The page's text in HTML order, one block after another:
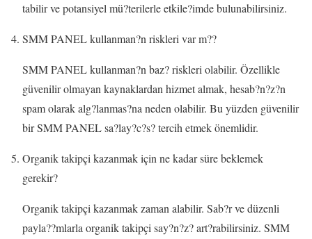
tabilir ve potansiyel mü?terilerle etkile?imde bulunabilirsiniz.
SMM PANEL kullanman?n riskleri var m??
SMM PANEL kullanman?n baz? riskleri olabilir. Özellikle
güvenilir olmayan kaynaklardan hizmet almak, hesab?n?z?n
spam olarak alg?lanmas?na neden olabilir. Bu yüzden güvenilir
bir SMM PANEL sa?lay?c?s? tercih etmek önemlidir.
Organik takipçi kazanmak için ne kadar süre beklemek
gerekir?
Organik takipçi kazanmak zaman alabilir. Sab?r ve düzenli
payla??mlarla organik takipçi say?n?z? art?rabilirsiniz. SMM